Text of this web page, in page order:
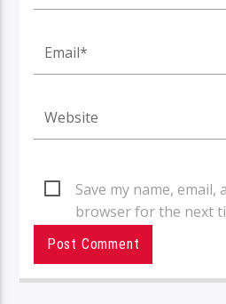
Save my name, email,
browser for the next